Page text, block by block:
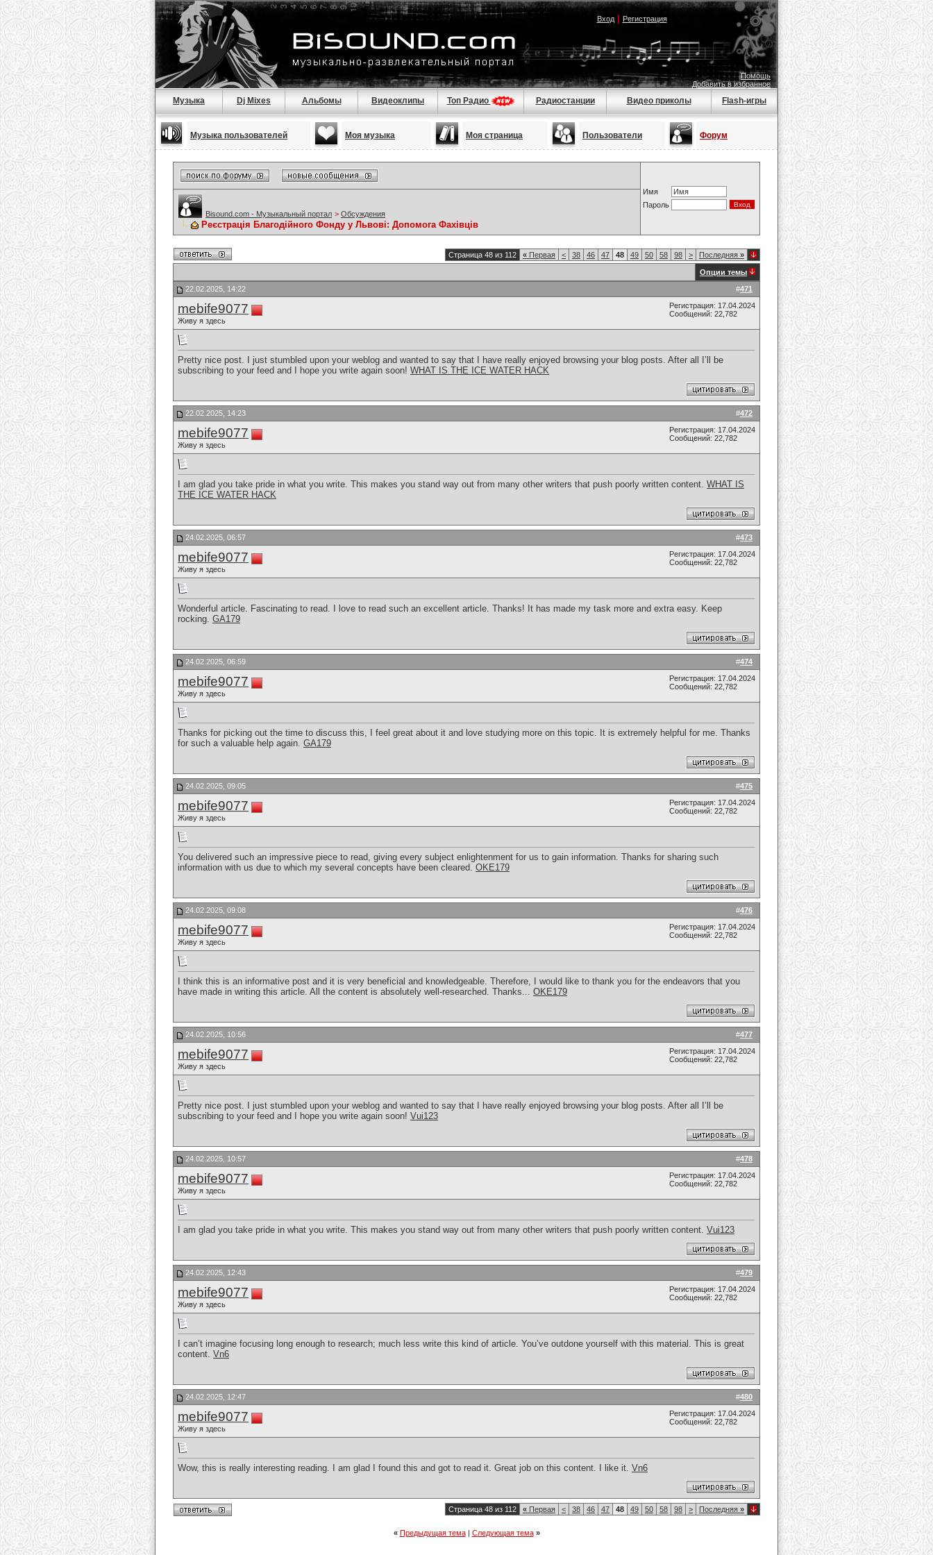
Вход| Регистрация
Помощь
Добавить в избранное
Музыка Dj Mixes Альбомы Видеоклипы Топ Радио Радиостанции Видео приколы Flash-игры
Музыка пользователей Моя музыка Моя страница Пользователи Форум
Имя
Пароль
Bisound.com - Музыкальный портал > Обсуждения
Реєстрація Благодійного Фонду у Львові: Допомога Фахівців
Страница 48 из 112 « Первая < 38 46 47 48 49 50 58 98 > Последняя »
Опции темы
#471
22.02.2025, 14:22
mebife9077
Живу я здесь
Регистрация: 17.04.2024
Сообщений: 22,782
Pretty nice post. I just stumbled upon your weblog and wanted to say that I have really enjoyed browsing your blog posts. After all I’ll be
subscribing to your feed and I hope you write again soon! WHAT IS THE ICE WATER HACK
#472
22.02.2025, 14:23
mebife9077
Живу я здесь
Регистрация: 17.04.2024
Сообщений: 22,782
I am glad you take pride in what you write. This makes you stand way out from many other writers that push poorly written content. WHAT IS
THE ICE WATER HACK
#473
24.02.2025, 06:57
mebife9077
Живу я здесь
Регистрация: 17.04.2024
Сообщений: 22,782
Wonderful article. Fascinating to read. I love to read such an excellent article. Thanks! It has made my task more and extra easy. Keep
rocking. GA179
#474
24.02.2025, 06:59
mebife9077
Живу я здесь
Регистрация: 17.04.2024
Сообщений: 22,782
Thanks for picking out the time to discuss this, I feel great about it and love studying more on this topic. It is extremely helpful for me. Thanks
for such a valuable help again. GA179
#475
24.02.2025, 09:05
mebife9077
Живу я здесь
Регистрация: 17.04.2024
Сообщений: 22,782
You delivered such an impressive piece to read, giving every subject enlightenment for us to gain information. Thanks for sharing such
information with us due to which my several concepts have been cleared. OKE179
#476
24.02.2025, 09:08
mebife9077
Живу я здесь
Регистрация: 17.04.2024
Сообщений: 22,782
I think this is an informative post and it is very beneficial and knowledgeable. Therefore, I would like to thank you for the endeavors that you
have made in writing this article. All the content is absolutely well-researched. Thanks... OKE179
#477
24.02.2025, 10:56
mebife9077
Живу я здесь
Регистрация: 17.04.2024
Сообщений: 22,782
Pretty nice post. I just stumbled upon your weblog and wanted to say that I have really enjoyed browsing your blog posts. After all I’ll be
subscribing to your feed and I hope you write again soon! Vui123
#478
24.02.2025, 10:57
mebife9077
Живу я здесь
Регистрация: 17.04.2024
Сообщений: 22,782
I am glad you take pride in what you write. This makes you stand way out from many other writers that push poorly written content. Vui123
#479
24.02.2025, 12:43
mebife9077
Живу я здесь
Регистрация: 17.04.2024
Сообщений: 22,782
I can’t imagine focusing long enough to research; much less write this kind of article. You’ve outdone yourself with this material. This is great
content. Vn6
#480
24.02.2025, 12:47
mebife9077
Живу я здесь
Регистрация: 17.04.2024
Сообщений: 22,782
Wow, this is really interesting reading. I am glad I found this and got to read it. Great job on this content. I like it. Vn6
Страница 48 из 112 « Первая < 38 46 47 48 49 50 58 98 > Последняя »
« Предыдущая тема| Следующая тема »